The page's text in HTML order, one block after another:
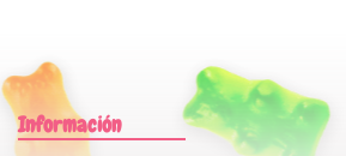
Información